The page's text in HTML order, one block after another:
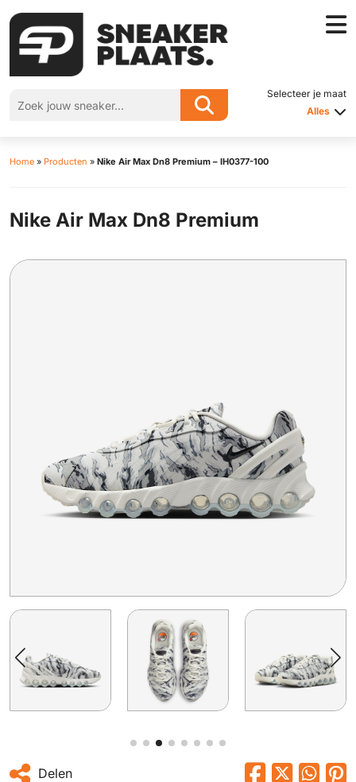
Selecteer je maat
Alles
Home » Producten » Nike Air Max Dn8 Premium – IH0377-100
Nike Air Max Dn8 Premium
Delen